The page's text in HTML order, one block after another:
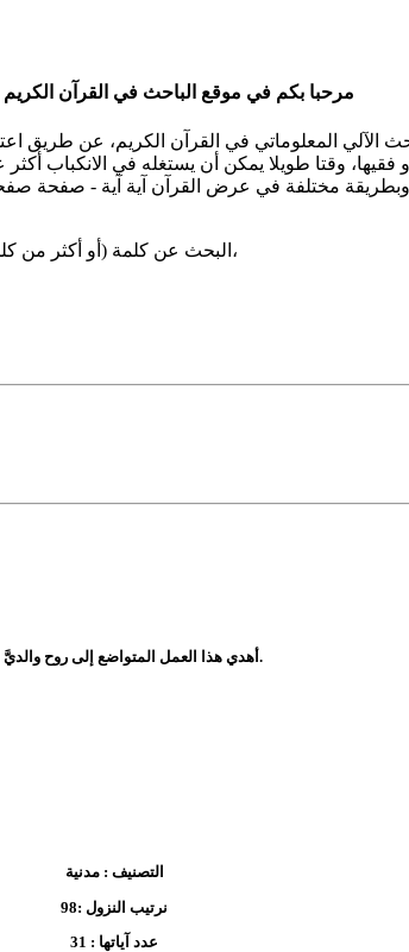
مرحبا بكم في موقع الباحث في القرآن الكريم
الآلي المعلوماتي في القرآن الكريم، عن
فقيها، وقتا طويلا يمكن أن يستغله في الانكباب
وبطريقة مختلفة في عرض القرآن آية آية -
البحث عن كلمة (أو أكثر من كلمة باستعمال إشارة + أو *) وذلك بشكل مستقل أو متصل أي وسط مفردة أخرى،
أهدي هذا العمل المتواضع إلى روح والديَّ الطاهرين رحمهما الله وأسكنهما فسيح جناته. فأرجو من كل من استفاد منه أن يدعو لنا لهما بالمغفرة والثواب.
التصنيف :مدنية
نرتيب النزول :98
عدد آياتها : 31